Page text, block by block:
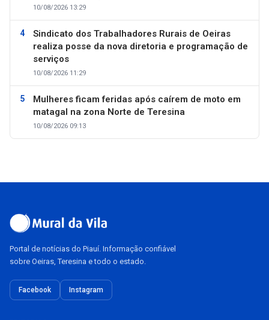
10/08/2026 13:29
Sindicato dos Trabalhadores Rurais de Oeiras
realiza posse da nova diretoria e programação de
serviços
10/08/2026 11:29
Mulheres ficam feridas após caírem de moto em
matagal na zona Norte de Teresina
10/08/2026 09:13
Portal de notícias do Piauí. Informação confiável
sobre Oeiras, Teresina e todo o estado.
Facebook Instagram